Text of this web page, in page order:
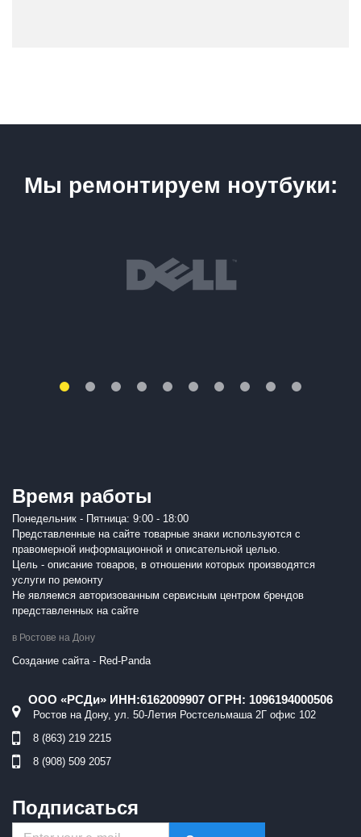
Мы ремонтируем ноутбуки:
Время работы
Понедельник - Пятница: 9:00 - 18:00
Представленные на сайте товарные знаки используются с
правомерной информационной и описательной целью.
Цель - описание товаров, в отношении которых производятся
услуги по ремонту
Не являемся авторизованным сервисным центром брендов
представленных на сайте
в Ростове на Дону
Создание сайта - Red-Panda
ООО «РСДи» ИНН:6162009907 ОГРН: 1096194000506
Ростов на Дону, ул. 50-Летия Ростсельмаша 2Г офис 102
8 (863) 219 2215
8 (908) 509 2057
Подписаться